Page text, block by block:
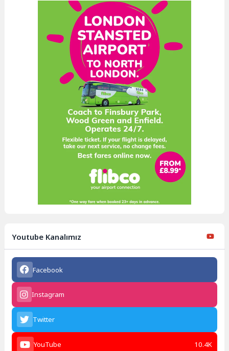
Youtube Kanalımız
Facebook
Instagram
Twitter
YouTube 10.4K